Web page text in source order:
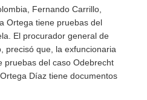
Fernando Carrillo,
Ortega tiene pruebas del
El procurador general de
precisó que, la exfuncionaria
pruebas del caso Odebrecht
Díaz tiene documentos